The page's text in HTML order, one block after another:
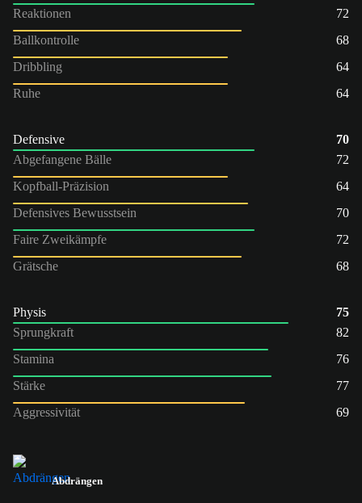
Reaktionen
72
Ballkontrolle
68
Dribbling
64
Ruhe
64
Defensive
70
Abgefangene Bälle
72
Kopfball-Präzision
64
Defensives Bewusstsein
70
Faire Zweikämpfe
72
Grätsche
68
Physis
75
Sprungkraft
82
Stamina
76
Stärke
77
Aggressivität
69
Abdrängen